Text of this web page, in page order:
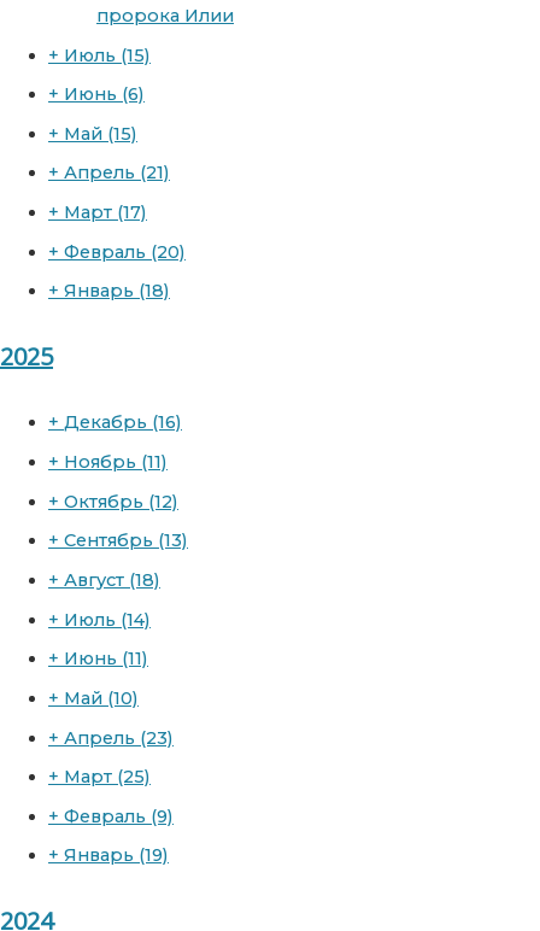
пророка Илии
+ Июль (15)
+ Июнь (6)
+ Май (15)
+ Апрель (21)
+ Март (17)
+ Февраль (20)
+ Январь (18)
2025
+ Декабрь (16)
+ Ноябрь (11)
+ Октябрь (12)
+ Сентябрь (13)
+ Август (18)
+ Июль (14)
+ Июнь (11)
+ Май (10)
+ Апрель (23)
+ Март (25)
+ Февраль (9)
+ Январь (19)
2024